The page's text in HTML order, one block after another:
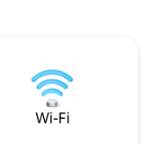
ニ
真の古き良き時代
験してください。 予約可能状況について
は、メッセージで
い。
Wi-Fi